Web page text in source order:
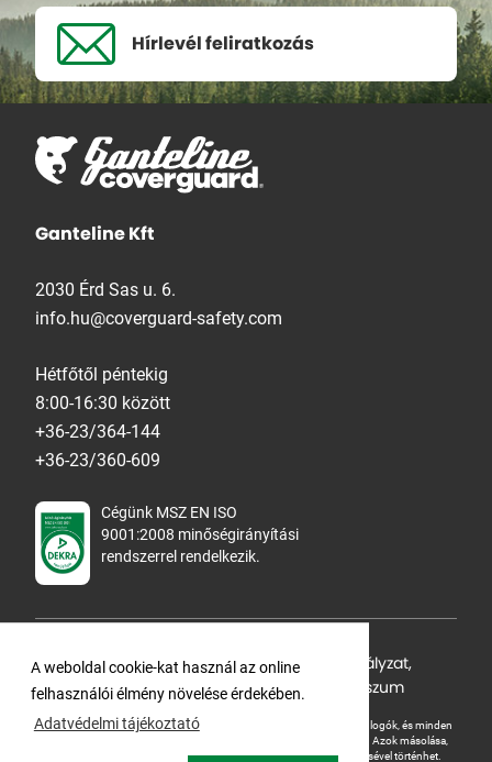
A weboldal cookie-kat használ az online
felhasználói élmény növelése érdekében.
Adatvédelmi tájékoztató
Hírlevél feliratkozás
Ganteline Kft
2030 Érd Sas u. 6.
info.hu@coverguard-safety.com
Hétfőtől péntekig
8:00-16:30 között
+36-23/364-144
+36-23/360-609
Cégünk MSZ EN ISO
9001:2008 minőségirányítási
rendszerrel rendelkezik.
Adatvédelmi tájékoztató,Cookie Szabályzat,
Felhasználási feltételek,ÁSZF Impresszum
A Ganteline Kft jelen honlapja szerzői jog által védett. A leírások, fotók, logók, és minden
Azok másolása,
üzleti célú felhasználása kizárólag a jog tulajdonosának beleegyezésével történhet.